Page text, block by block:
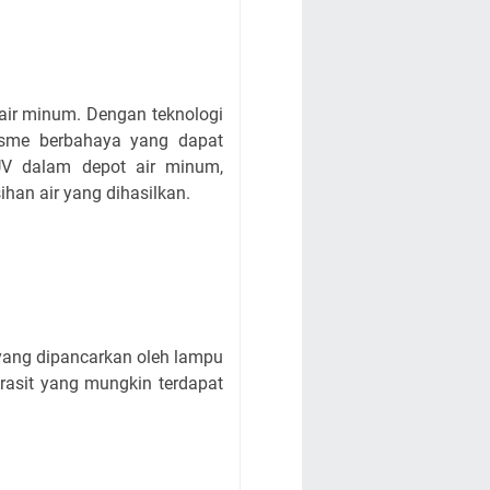
minum. Dengan teknologi
berbahaya yang dapat
dalam depot air minum,
air yang dihasilkan.
dipancarkan oleh lampu
yang mungkin terdapat